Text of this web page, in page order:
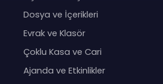
Dosya ve İçerikleri
Evrak ve Klasör
Çoklu Kasa ve Cari
Ajanda ve Etkinlikler